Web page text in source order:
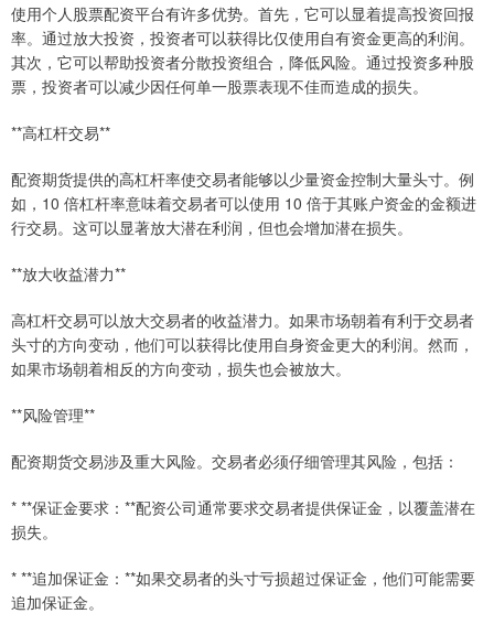
使用个人股票配资平台有许多优势。首先，它可以显着提高投资回报
率。通过放大投资，投资者可以获得比仅使用自有资金更高的利润。
其次，它可以帮助投资者分散投资组合，降低风险。通过投资多种股
票，投资者可以减少因任何单一股票表现不佳而造成的损失。
**高杠杆交易**
配资期货提供的高杠杆率使交易者能够以少量资金控制大量头寸。例
如，10 倍杠杆率意味着交易者可以使用 10 倍于其账户资金的金额进
行交易。这可以显著放大潜在利润，但也会增加潜在损失。
**放大收益潜力**
高杠杆交易可以放大交易者的收益潜力。如果市场朝着有利于交易者
头寸的方向变动，他们可以获得比使用自身资金更大的利润。然而，
如果市场朝着相反的方向变动，损失也会被放大。
**风险管理**
配资期货交易涉及重大风险。交易者必须仔细管理其风险，包括：
* **保证金要求：**配资公司通常要求交易者提供保证金，以覆盖潜在
损失。
* **追加保证金：**如果交易者的头寸亏损超过保证金，他们可能需要
追加保证金。